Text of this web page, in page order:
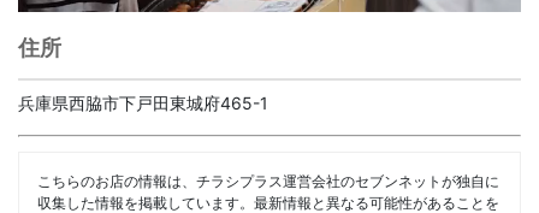
住所
兵庫県西脇市下戸田東城府465-1
こちらのお店の情報は、チラシプラス運営会社のセブンネットが独自に
収集した情報を掲載しています。最新情報と異なる可能性があることを